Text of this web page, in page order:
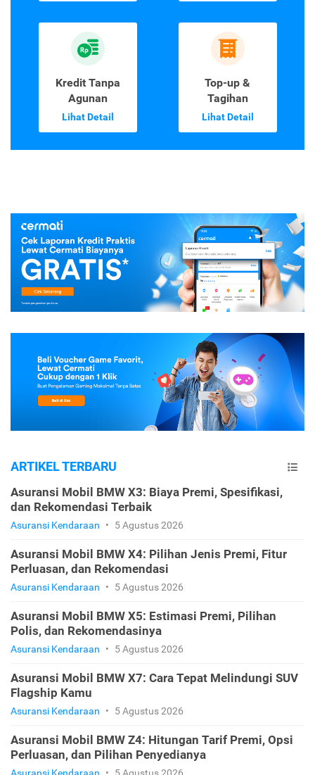
Kredit Tanpa
Agunan
Lihat Detail
Top-up &
Tagihan
Lihat Detail
ARTIKEL TERBARU
Asuransi Mobil BMW X3: Biaya Premi, Spesifikasi,
dan Rekomendasi Terbaik
Asuransi Kendaraan • 5 Agustus 2026
Asuransi Mobil BMW X4: Pilihan Jenis Premi, Fitur
Perluasan, dan Rekomendasi
Asuransi Kendaraan • 5 Agustus 2026
Asuransi Mobil BMW X5: Estimasi Premi, Pilihan
Polis, dan Rekomendasinya
Asuransi Kendaraan • 5 Agustus 2026
Asuransi Mobil BMW X7: Cara Tepat Melindungi SUV
Flagship Kamu
Asuransi Kendaraan • 5 Agustus 2026
Asuransi Mobil BMW Z4: Hitungan Tarif Premi, Opsi
Perluasan, dan Pilihan Penyedianya
Asuransi Kendaraan • 5 Agustus 2026